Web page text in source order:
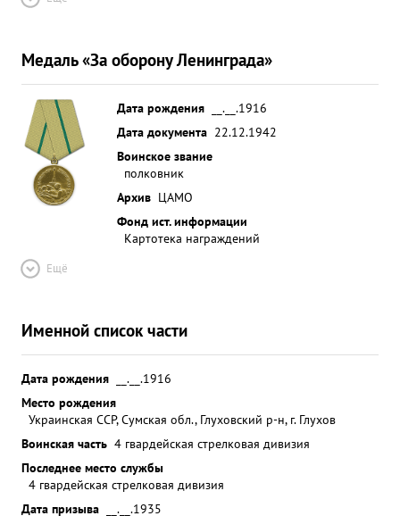
Медаль «За оборону Ленинграда»
Дата рождения
__.__.1916
Дата документа 22.12.1942
Воинское звание
полковник
Архив ЦАМО
Фонд ист. информации
Картотека награждений
Ещё
Именной список части
Дата рождения
__.__.1916
Место рождения
Украинская ССР, Сумская обл., Глуховский р-н, г. Глухов
Воинская часть 4 гвардейская стрелковая дивизия
Последнее место службы
4 гвардейская стрелковая дивизия
Дата призыва
__.__.1935